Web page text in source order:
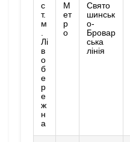
с
т.
м
Лі
в
о
б
е
р
е
ж
н
а
М
ет
р
о
Свято
шинськ
о-
Бровар
ська
лінія